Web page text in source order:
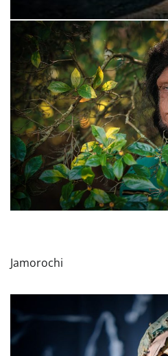
Jamorochi